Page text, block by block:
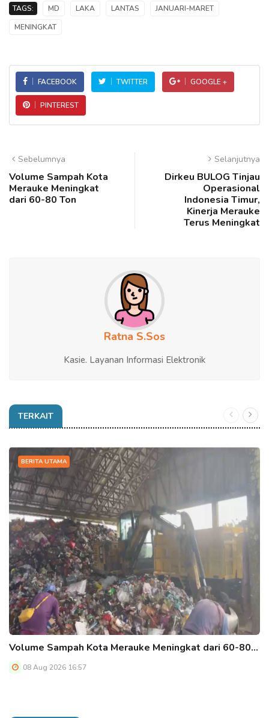
TAGS: MD LAKA LANTAS
JANUARI-MARET
MENINGKAT
FACEBOOK TWITTER GOOGLE +
PINTEREST
Sebelumnya
Volume Sampah Kota
Merauke Meningkat
dari 60-80 Ton
Selanjutnya
Dirkeu BULOG Tinjau
Operasional
Indonesia Timur,
Kinerja Merauke
Terus Meningkat
Ratna S.Sos
Kasie. Layanan Informasi Elektronik
TERKAIT
BERITA UTAMA
Volume Sampah Kota Merauke Meningkat dari 60-80…
08 Aug 2026 16:57